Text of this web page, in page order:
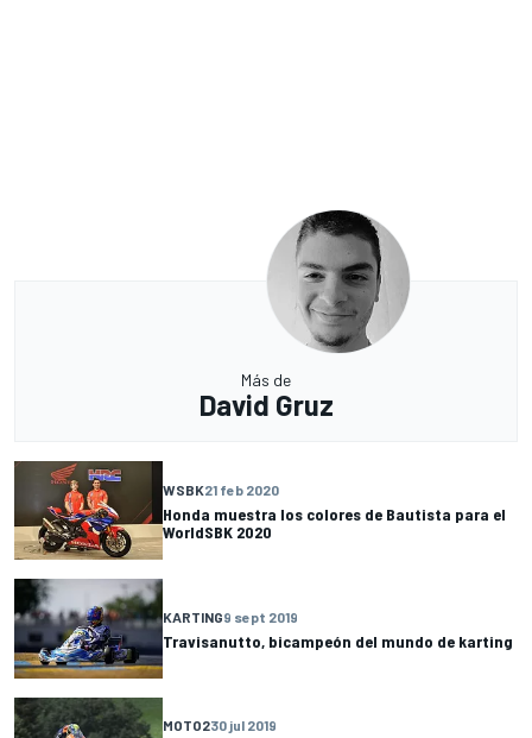
Más de
David Gruz
WSBK21 feb 2020
Honda muestra los colores de Bautista para el
WorldSBK 2020
KARTING9 sept 2019
Travisanutto, bicampeón del mundo de karting
MOTO230 jul 2019